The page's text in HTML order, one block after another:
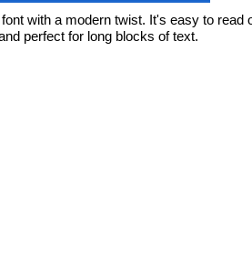
with a modern twist. It's easy to read
perfect for long blocks of text.